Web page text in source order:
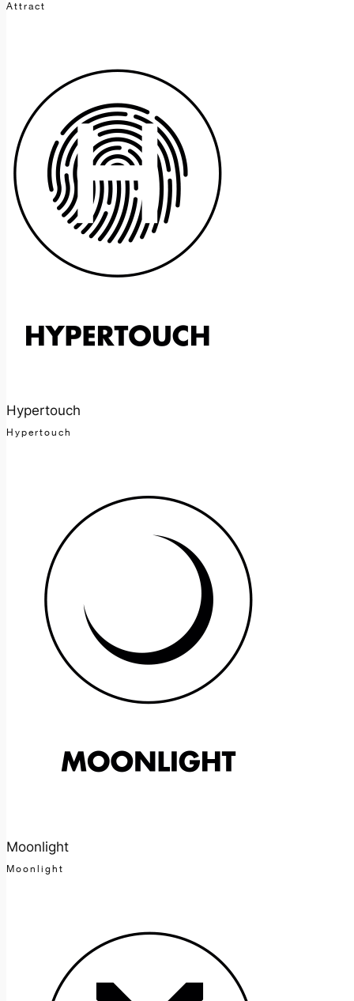
Attract
Hypertouch
Hypertouch
Moonlight
Moonlight